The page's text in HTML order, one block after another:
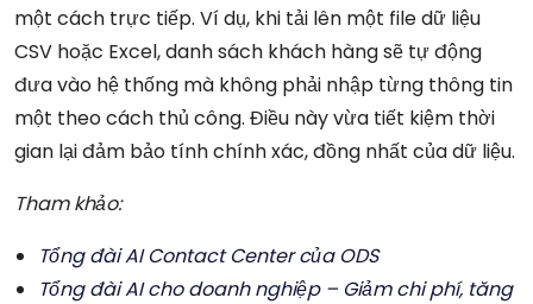
một cách trực tiếp. Ví dụ, khi tải lên một file dữ liệu
CSV hoặc Excel, danh sách khách hàng sẽ tự động
đưa vào hệ thống mà không phải nhập từng thông tin
một theo cách thủ công. Điều này vừa tiết kiệm thời
gian lại đảm bảo tính chính xác, đồng nhất của dữ liệu.
Tham khảo:
Tổng đài AI Contact Center của ODS
Tổng đài AI cho doanh nghiệp – Giảm chi phí, tăng